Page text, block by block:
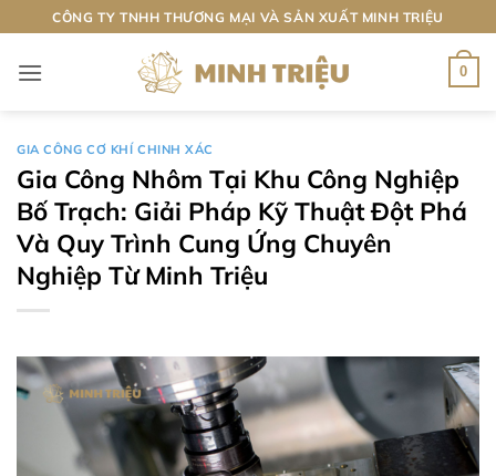
qua
nội
CÔNG TY TNHH THƯƠNG MẠI VÀ SẢN XUẤT MINH TRIỆU
0
GIA CÔNG CƠ KHÍ CHINH XÁC
Gia Công Nhôm Tại Khu Công Nghiệp
Bố Trạch: Giải Pháp Kỹ Thuật Đột Phá
Và Quy Trình Cung Ứng Chuyên
Nghiệp Từ Minh Triệu